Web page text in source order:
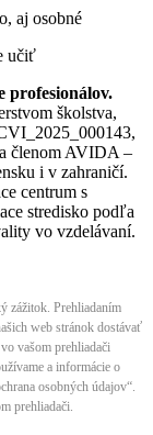
aj osobné
učiť
profesionálov.
školstva,
členom AVIDA –
i v zahraničí.​​​​​​​​​​​​​​​​
centrum s
stredisko podľa
vo vzdelávaní.
zážitok. Prehliadaním
web stránok dostávať
vašom prehliadači
a informácie o
osobných údajov“.
prehliadači.